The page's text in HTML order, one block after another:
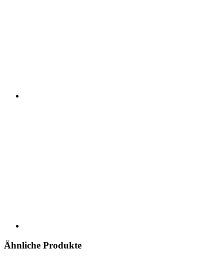
Ähnliche Produkte